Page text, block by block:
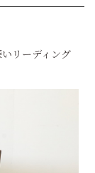
リーディング